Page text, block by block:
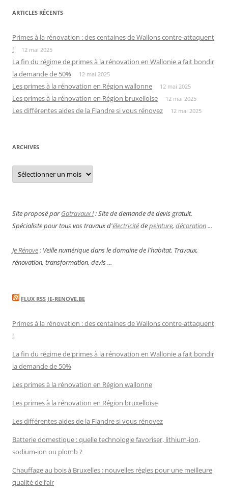
ARTICLES RÉCENTS
Primes à la rénovation : des centaines de Wallons contre-attaquent
!
12 mai 2025
La fin du régime de primes à la rénovation en Wallonie a fait bondir
la demande de 50%
12 mai 2025
Les primes à la rénovation en Région wallonne 12 mai 2025
Les primes à la rénovation en Région bruxelloise 12 mai 2025
Les différentes aides de la Flandre si vous rénovez 12 mai 2025
ARCHIVES
Archives
Site proposé parGotravaux !: Site de demande de devis gratuit.
Spécialiste pour tous vos travaux d'électricitédepeinture, décoration...
Je Rénove: Veille numérique dans le domaine de l'habitat. Travaux,
rénovation, transformation, devis ...
FLUX RSS JE-RENOVE.BE
Primes à la rénovation : des centaines de Wallons contre-attaquent
!
La fin du régime de primes à la rénovation en Wallonie a fait bondir
la demande de 50%
Les primes à la rénovation en Région wallonne
Les primes à la rénovation en Région bruxelloise
Les différentes aides de la Flandre si vous rénovez
Batterie domestique : quelle technologie favoriser, lithium-ion,
sodium-ion ou plomb ?
Chauffage au bois à Bruxelles : nouvelles règles pour une meilleure
qualité de l’air